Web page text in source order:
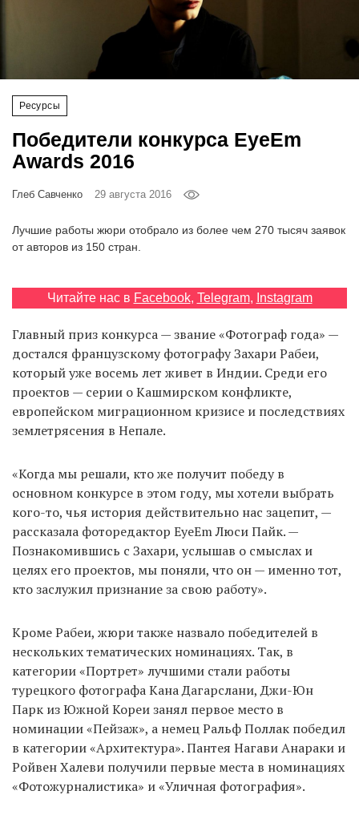
EN
UA
Ресурсы
Победители конкурса EyeEm
Awards 2016
Глеб Савченко 29 августа 2016
Лучшие работы жюри отобрало из более чем 270 тысяч заявок
от авторов из 150 стран.
Читайте нас в Facebook, Telegram, Instagram
Главный приз конкурса — звание «Фотограф года» —
достался французскому фотографу Захари Рабеи,
который уже восемь лет живет в Индии. Среди его
проектов — серии о Кашмирском конфликте,
европейском миграционном кризисе и последствиях
землетрясения в Непале.
«Когда мы решали, кто же получит победу в
основном конкурсе в этом году, мы хотели выбрать
кого-то, чья история действительно нас зацепит, —
рассказала фоторедактор EyeEm Люси Пайк. —
Познакомившись с Захари, услышав о смыслах и
целях его проектов, мы поняли, что он — именно тот,
кто заслужил признание за свою работу».
Кроме Рабеи, жюри также назвало победителей в
нескольких тематических номинациях. Так, в
категории «Портрет» лучшими стали работы
турецкого фотографа Кана Дагарслани, Джи-Юн
Парк из Южной Кореи занял первое место в
номинации «Пейзаж», а немец Ральф Поллак победил
в категории «Архитектура». Пантея Нагави Анараки и
Ройвен Халеви получили первые места в номинациях
«Фотожурналистика» и «Уличная фотография».